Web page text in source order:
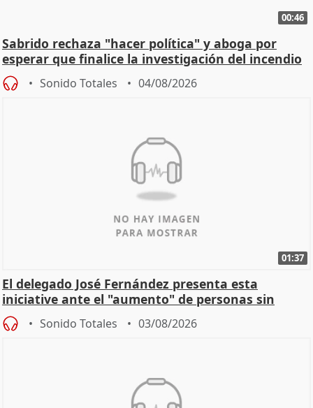
00:46
Sabrido rechaza "hacer política" y aboga por
esperar que finalice la investigación del incendio
Sonido Totales 04/08/2026
01:37
El delegado José Fernández presenta esta
iniciative ante el "aumento" de personas sin
hogar en Madri
Sonido Totales 03/08/2026